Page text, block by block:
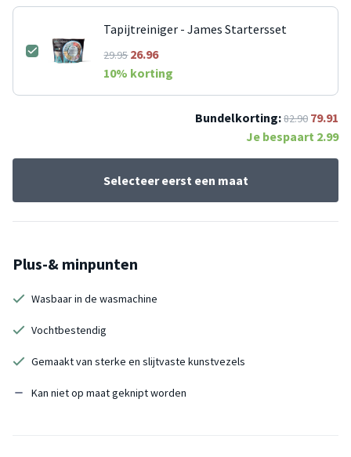
Tapijtreiniger - James Startersset
29.9526.96
10% korting
Bundelkorting:82.90 79.91
Je bespaart 2.99
Selecteer eerst een maat
Plus-& minpunten
Wasbaar in de wasmachine
Vochtbestendig
Gemaakt van sterke en slijtvaste kunstvezels
Kan niet op maat geknipt worden